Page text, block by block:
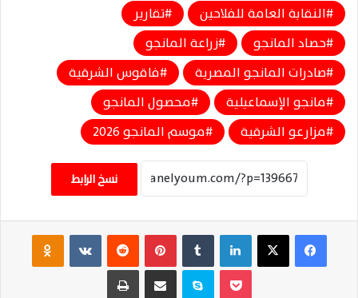
النقابة العامة للفلاحين
تقارير
حصاد المانجو
زراعة المانجو
صادرات المانجو المصرية
فاقوس الشرقية
مانجو الإسماعيلية
محصول المانجو
مزارعو الشرقية
موسم المانجو 2026
نسخ الرابط
فيسبوك ‫X لينكدإن بينتيريست ‏VKontakte
سكايب مشاركة عبر البريد طباعة